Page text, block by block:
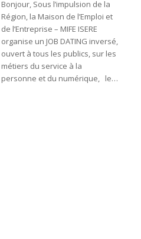
Bonjour, Sous l’impulsion de la
Région, la Maison de l’Emploi et
de l’Entreprise – MIFE ISERE
organise un JOB DATING inversé,
ouvert à tous les publics, sur les
métiers du service à la
personne et du numérique, le…